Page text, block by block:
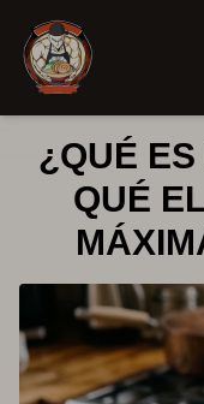
¿QUÉ
QUÉ